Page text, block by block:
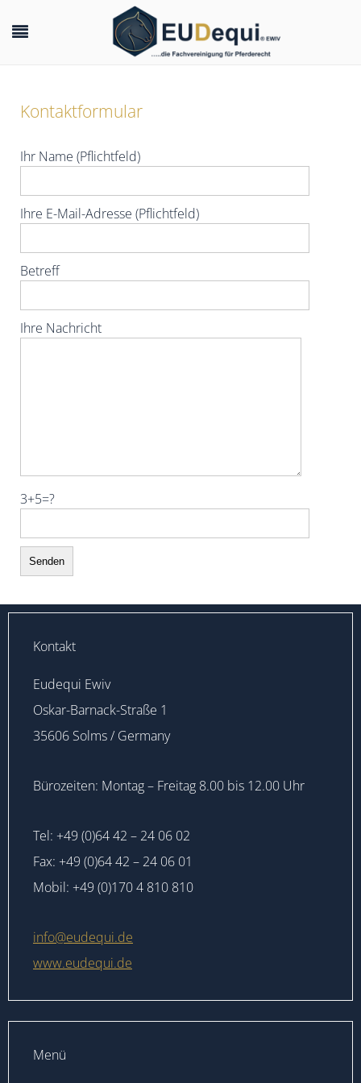
Kontaktformular
Ihr Name (Pflichtfeld)
Ihre E-Mail-Adresse (Pflichtfeld)
Betreff
Ihre Nachricht
3+5=?
Kontakt
Eudequi Ewiv
Oskar-Barnack-Straße 1
35606 Solms / Germany
Bürozeiten: Montag – Freitag 8.00 bis 12.00 Uhr
Tel: +49 (0)64 42 – 24 06 02
Fax: +49 (0)64 42 – 24 06 01
Mobil: +49 (0)170 4 810 810
info@eudequi.de
www.eudequi.de
Menü